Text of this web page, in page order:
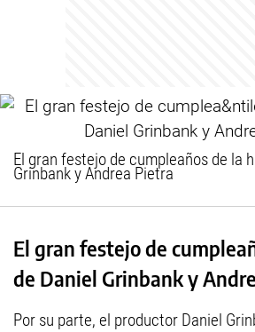
El gran festejo de cumpleaños de la
Grinbank y Andrea Pietra
El gran festejo de
de Daniel Grinbank y
Por su parte, el productor Daniel